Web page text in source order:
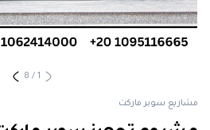
1
/
8
مشاريع سوبر ماركت